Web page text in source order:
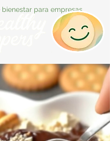
para empresas